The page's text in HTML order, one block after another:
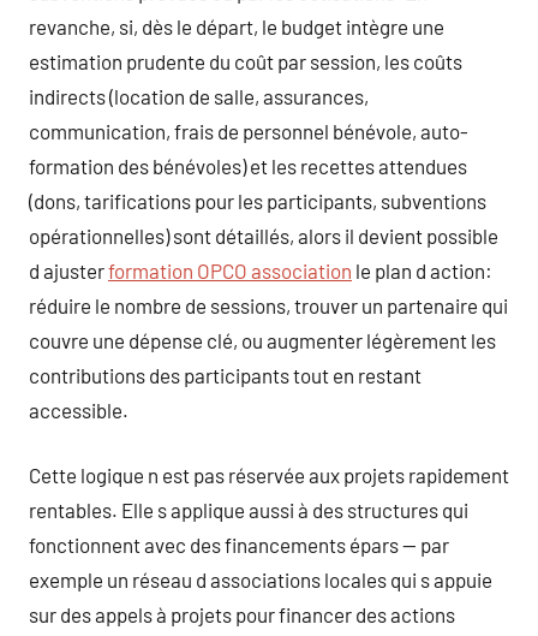
revanche, si, dès le départ, le budget intègre une
estimation prudente du coût par session, les coûts
indirects (location de salle, assurances,
communication, frais de personnel bénévole, auto-
formation des bénévoles) et les recettes attendues
(dons, tarifications pour les participants, subventions
opérationnelles) sont détaillés, alors il devient possible
d ajusterformation OPCO association le plan d action:
réduire le nombre de sessions, trouver un partenaire qui
couvre une dépense clé, ou augmenter légèrement les
contributions des participants tout en restant
accessible.
Cette logique n est pas réservée aux projets rapidement
rentables. Elle s applique aussi à des structures qui
fonctionnent avec des financements épars — par
exemple un réseau d associations locales qui s appuie
sur des appels à projets pour financer des actions